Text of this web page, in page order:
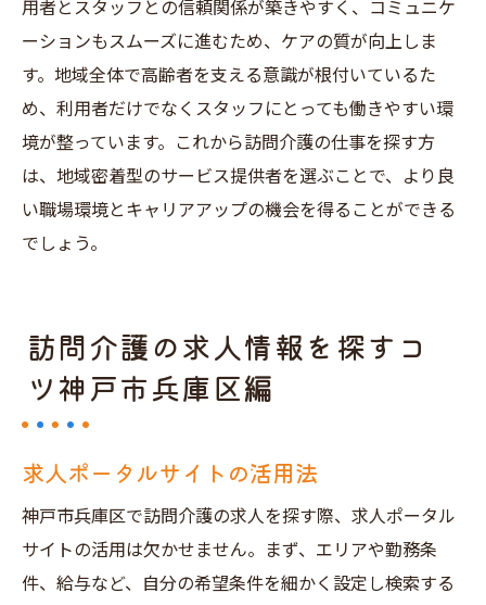
用者とスタッフとの信頼関係が築きやすく、コミュニケ
ーションもスムーズに進むため、ケアの質が向上しま
す。地域全体で高齢者を支える意識が根付いているた
め、利用者だけでなくスタッフにとっても働きやすい環
境が整っています。これから訪問介護の仕事を探す方
は、地域密着型のサービス提供者を選ぶことで、より良
い職場環境とキャリアアップの機会を得ることができる
でしょう。
訪問介護の求人情報を探すコ
ツ神戸市兵庫区編
求人ポータルサイトの活用法
神戸市兵庫区で訪問介護の求人を探す際、求人ポータル
サイトの活用は欠かせません。まず、エリアや勤務条
件、給与など、自分の希望条件を細かく設定し検索する